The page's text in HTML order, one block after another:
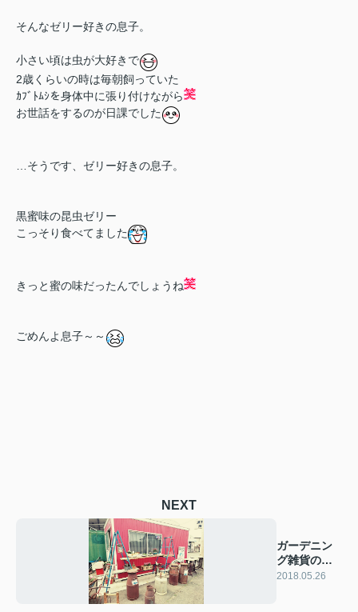
そんなゼリー好きの息子。
小さい頃は虫が大好きで
2歳くらいの時は毎朝飼っていた
ｶﾌﾞﾄﾑｼを身体中に張り付けながら
お世話をするのが日課でした
…そうです、ゼリー好きの息子。
黒蜜味の昆虫ゼリー
こっそり食べてました
きっと蜜の味だったんでしょうね
ごめんよ息子～～
NEXT
ガーデニン
グ雑貨のモ
トキャンフ
2018.05.26